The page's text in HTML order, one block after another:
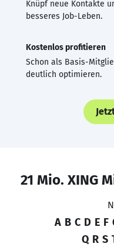
Knüpf neue Kontakte
besseres Job-Leben.
Kostenlos profitieren
Schon als Basis-
deutlich optimieren.
21 Mio. XING
A B C D E F
Q R S